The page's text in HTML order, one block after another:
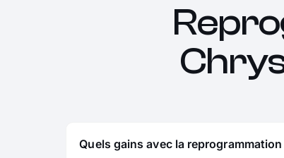
Quels gains avec la